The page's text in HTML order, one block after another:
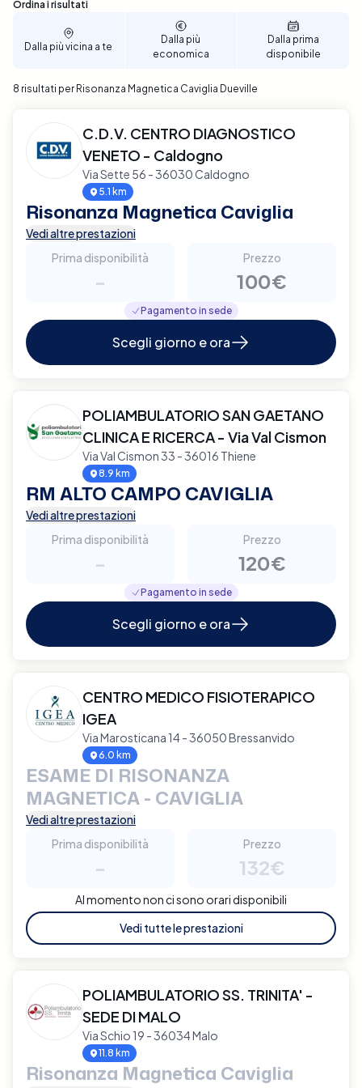
meglio si adattano alle tue esigenze. Assicura il
miglior supporto possibile per la salute della tua
caviglia, prenota ora la tua Risonanza Magnetica a
Sono stati trovati 8 risultati
Ordina i risultati
Dalla più vicina a te
Dalla più
economica
Dalla prima
disponibile
8 risultati per Risonanza Magnetica Caviglia Dueville
C.D.V. CENTRO DIAGNOSTICO
VENETO - Caldogno
Via Sette 56 - 36030 Caldogno
5.1 km
Risonanza Magnetica Caviglia
Vedi altre prestazioni
Prima disponibilità
-
Prezzo
100€
Pagamento in sede
Scegli giorno e ora
POLIAMBULATORIO SAN GAETANO
CLINICA E RICERCA - Via Val Cismon
Via Val Cismon 33 - 36016 Thiene
8.9 km
RM ALTO CAMPO CAVIGLIA
Vedi altre prestazioni
Prima disponibilità
-
Prezzo
120€
Pagamento in sede
Scegli giorno e ora
CENTRO MEDICO FISIOTERAPICO
IGEA
Via Marosticana 14 - 36050 Bressanvido
6.0 km
ESAME DI RISONANZA
MAGNETICA - CAVIGLIA
Vedi altre prestazioni
Prima disponibilità
-
Prezzo
132€
Al momento non ci sono orari disponibili
Vedi tutte le prestazioni
POLIAMBULATORIO SS. TRINITA' -
SEDE DI MALO
Via Schio 19 - 36034 Malo
11.8 km
Risonanza Magnetica Caviglia